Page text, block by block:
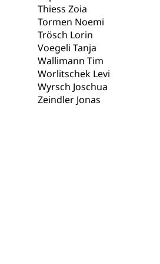
Thiess Zoia
Tormen Noemi
Trösch Lorin
Voegeli Tanja
Wallimann Tim
Worlitschek Levi
Wyrsch Joschua
Zeindler Jonas